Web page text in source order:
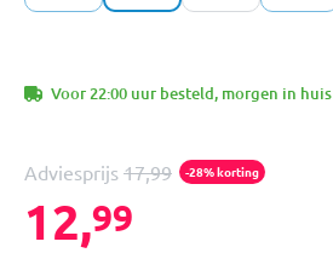
Voor 22:00 uur besteld, morgen in huis
Adviesprijs 17,99 -28% korting
12,99